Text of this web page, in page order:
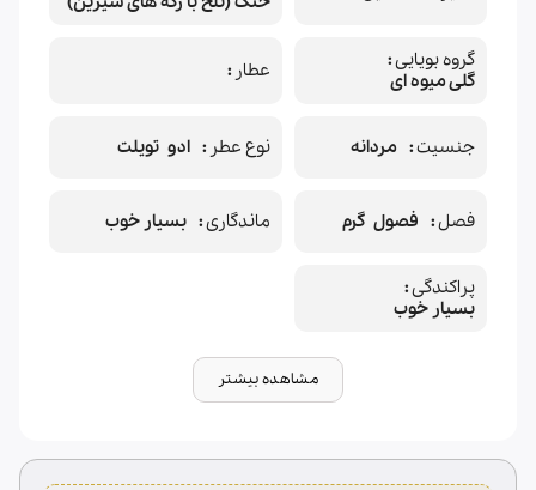
گروه بویایی
گلی میوه ای
عطار
جنسیت مردانه نوع عطر ادو تویلت
فصل فصول گرم ماندگاری بسیار خوب
پراکندگی
بسیار خوب
مشاهده بیشتر